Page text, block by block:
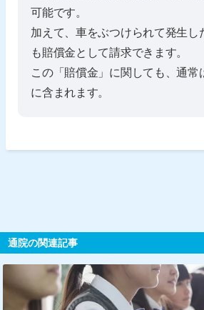
可能です。
加えて、車をぶつけられて発生し
も賠償金として請求できます。
この「賠償金」に関しても、通常
に含まれます。
通院の関連記事